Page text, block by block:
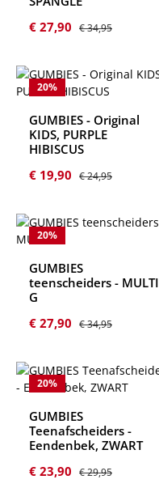
Verkoopprijs:
€ 27,90 Normale prijs:
€ 34,95
20%
GUMBIES - Original
KIDS, PURPLE
HIBISCUS
Verkoopprijs:
€ 19,90 Normale prijs:
€ 24,95
20%
GUMBIES
teenscheiders - MULTI
G
Verkoopprijs:
€ 27,90 Normale prijs:
€ 34,95
20%
GUMBIES
Teenafscheiders -
Eendenbek, ZWART
Verkoopprijs:
€ 23,90 Normale prijs:
€ 29,95